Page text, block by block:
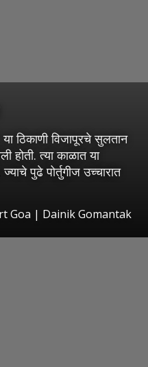
या ठिकाणी विजापूरचे सुलतान
होती. त्या काळात या
पुढे पोर्तुगीज उच्चारात
Goa | Dainik Gomantak